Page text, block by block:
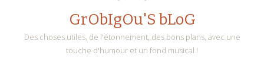
GrObIgOu'S bLoG
Des choses utiles, de l'étonnement, des bons plans, avec une
touche d'humour et un fond musical !